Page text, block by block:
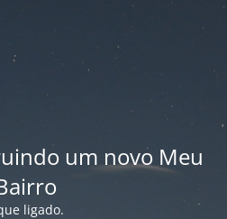
um novo Meu
ligado.